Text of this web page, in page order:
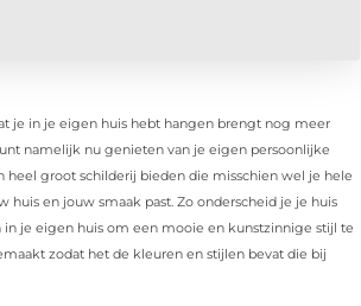
je in je eigen huis hebt hangen brengt nog meer
namelijk nu genieten van je eigen persoonlijke
heel groot schilderij bieden die misschien wel je hele
en jouw smaak past. Zo onderscheid je je huis
je eigen huis om een mooie en kunstzinnige stijl te
zodat het de kleuren en stijlen bevat die bij